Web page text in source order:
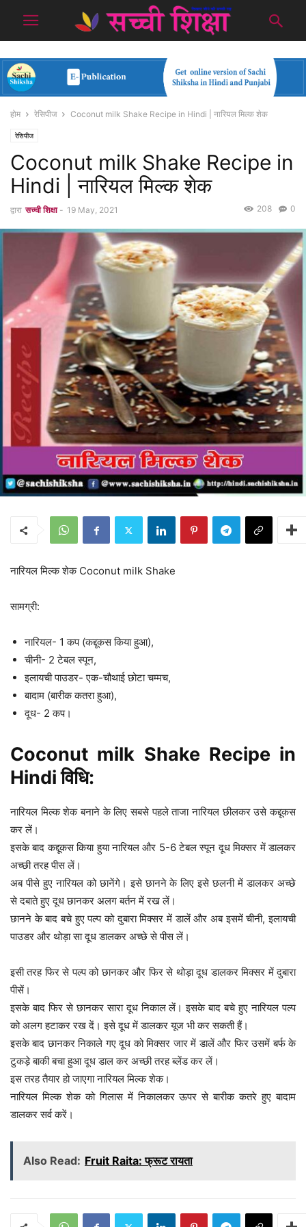
होम रेसिपीज Coconut milk Shake Recipe in Hindi | नारियल मिल्क शेक
रेसिपीज
Coconut milk Shake Recipe in
Hindi | नारियल मिल्क शेक
द्वारा सच्ची शिक्षा - 19 May, 2021 0
208
नारियल मिल्क शेक Coconut milk Shake
सामग्री:
नारियल- 1 कप (कद्दूकस किया हुआ),
चीनी- 2 टेबल स्पून,
इलायची पाउडर- एक-चौथाई छोटा चम्मच,
बादाम (बारीक कतरा हुआ),
दूध- 2 कप।
Coconut milk Shake Recipe in
Hindi विधि:
नारियल मिल्क शेक बनाने के लिए सबसे पहले ताजा नारियल छीलकर उसे कद्दूकस
कर लें।
इसके बाद कद्दूकस किया हुया नारियल और 5-6 टेबल स्पून दूध मिक्सर में डालकर
अच्छी तरह पीस लें।
अब पीसे हुए नारियल को छानेंगे। इसे छानने के लिए इसे छलनी में डालकर अच्छे
से दबाते हुए दूध छानकर अलग बर्तन में रख लें।
छानने के बाद बचे हुए पल्प को दुबारा मिक्सर में डालें और अब इसमें चीनी, इलायची
पाउडर और थोड़ा सा दूध डालकर अच्छे से पीस लें।
इसी तरह फिर से पल्प को छानकर और फिर से थोड़ा दूध डालकर मिक्सर में दुबारा
पीसें।
इसके बाद फिर से छानकर सारा दूध निकाल लें। इसके बाद बचे हुए नारियल पल्प
को अलग हटाकर रख दें। इसे दूध में डालकर यूज भी कर सकती हैं।
इसके बाद छानकर निकाले गए दूध को मिक्सर जार में डालें और फिर उसमें बर्फ के
टुकड़े बाकी बचा हुआ दूध डाल कर अच्छी तरह ब्लेंड कर लें।
इस तरह तैयार हो जाएगा नारियल मिल्क शेक।
नारियल मिल्क शेक को गिलास में निकालकर ऊपर से बारीक कतरे हुए बादाम
डालकर सर्व करें।
Also Read: Fruit Raita: फ्रूट रायता